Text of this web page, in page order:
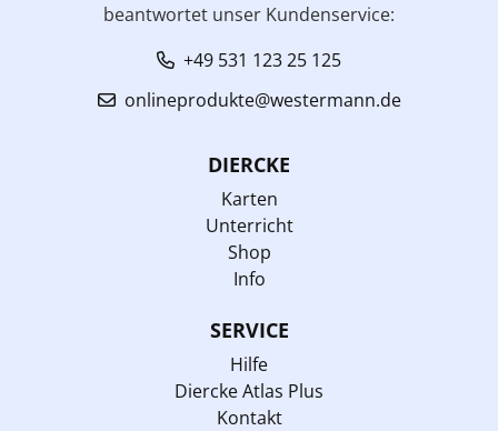
beantwortet unser Kundenservice:
+49 531 123 25 125
onlineprodukte@westermann.de
DIERCKE
Karten
Unterricht
Shop
Info
SERVICE
Hilfe
Diercke Atlas Plus
Kontakt